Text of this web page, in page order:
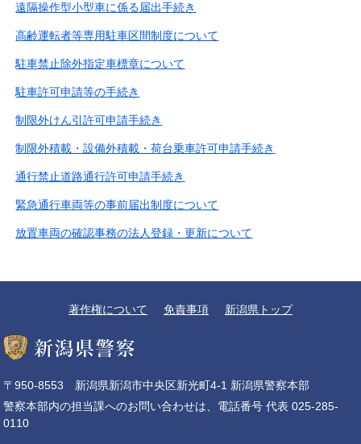
遠隔操作型小型車に係る届出手続き
高齢運転者等専用駐車区間制度について
駐車禁止除外指定車標章について
駐車許可申請等の手続き
制限外けん引許可申請手続き
制限外積載・設備外積載・荷台乗車許可申請手続き
通行禁止道路通行許可申請手続き
緊急通行車両等の事前届出制度について
放置車両の確認事務の法人登録・更新について
著作権について 免責事項 新潟県トップ
〒950-8553 新潟県新潟市中央区新光町4-1 新潟県警察本部
警察本部内の担当課へのお問い合わせは、電話番号 代表 025-285-
0110